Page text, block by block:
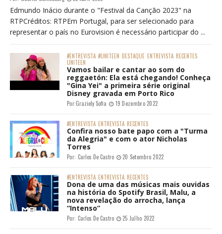
Edmundo Inácio durante o "Festival da Canção 2023" na
RTPCréditos: RTPEm Portugal, para ser selecionado para
representar o país no Eurovision é necessário participar do ...
#ENTREVISTA #UNITEEN DESTAQUE ENTREVISTA RECENTES
UNITEEN
Vamos bailar e cantar ao som do
reggaetón: Ela está chegando! Conheça
"Gina Yei" a primeira série original
Disney gravada em Porto Rico
Por:Graziely Sofia 19 Dezembro 2022
#ENTREVISTA ENTREVISTA RECENTES
Confira nosso bate papo com a "Turma
da Alegria" e com o ator Nicholas
Torres
Por: Carlos De Castro 20 Setembro 2022
#ENTREVISTA ENTREVISTA RECENTES
Dona de uma das músicas mais ouvidas
na história do Spotify Brasil, Malu, a
nova revelação do arrocha, lança
“Intenso”
Por: Carlos De Castro 25 Julho 2022